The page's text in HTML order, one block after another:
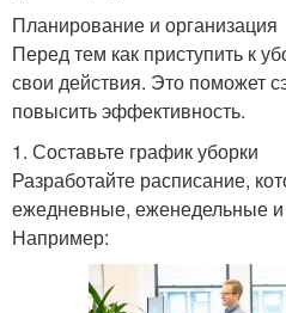
Планирование и организация
Перед тем как приступить к
свои действия. Это поможет
повысить эффективность.
1. Составьте график уборки
Разработайте расписание,
ежедневные, еженедельные
Например: